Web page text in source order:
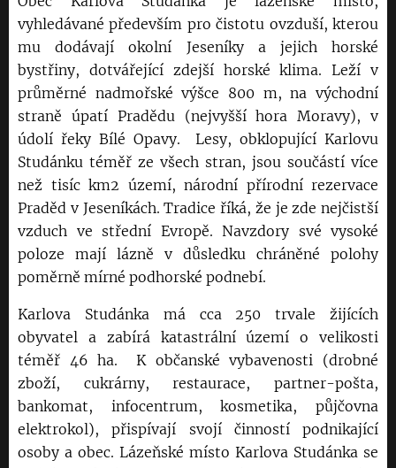
vyhledávané především pro čistotu ovzduší, kterou
mu dodávají okolní Jeseníky a jejich horské
bystřiny, dotvářející zdejší horské klima. Leží v
průměrné nadmořské výšce 800 m, na východní
straně úpatí Pradědu (nejvyšší hora Moravy), v
údolí řeky Bílé Opavy. Lesy, obklopující Karlovu
Studánku téměř ze všech stran, jsou součástí více
než tisíc km2 území, národní přírodní rezervace
Praděd v Jeseníkách. Tradice říká, že je zde nejčistší
vzduch ve střední Evropě. Navzdory své vysoké
poloze mají lázně v důsledku chráněné polohy
poměrně mírné podhorské podnebí.
Karlova Studánka má cca 250 trvale žijících
obyvatel a zabírá katastrální území o velikosti
téměř 46 ha. K občanské vybavenosti (drobné
zboží, cukrárny, restaurace, partner-pošta,
bankomat, infocentrum, kosmetika, půjčovna
elektrokol), přispívají svojí činností podnikající
osoby a obec. Lázeňské místo Karlova Studánka se